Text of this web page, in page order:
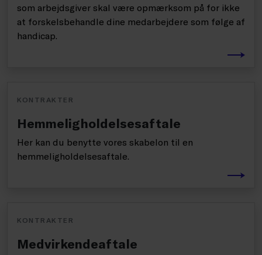
som arbejdsgiver skal være opmærksom på for ikke
at forskelsbehandle dine medarbejdere som følge af
handicap.
KONTRAKTER
Hemmeligholdelsesaftale
Her kan du benytte vores skabelon til en
hemmeligholdelsesaftale.
KONTRAKTER
Medvirkendeaftale